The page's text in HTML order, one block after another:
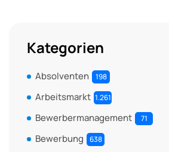
Kategorien
Absolventen 198
Arbeitsmarkt 1.261
Bewerbermanagement 71
Bewerbung 638